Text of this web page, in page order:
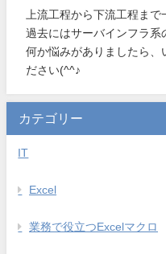
上流工程から下流工程まで
過去にはサーバインフラ系
何か悩みがありましたら、
ださい(^^♪
カテゴリー
IT
Excel
業務で役立つExcelマクロ